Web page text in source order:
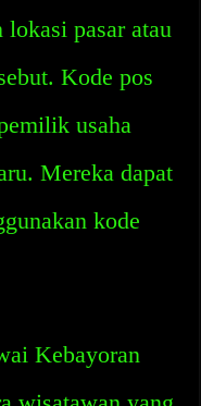
lokasi pasar atau
Kode pos
usaha
Mereka dapat
kode
Kebayoran